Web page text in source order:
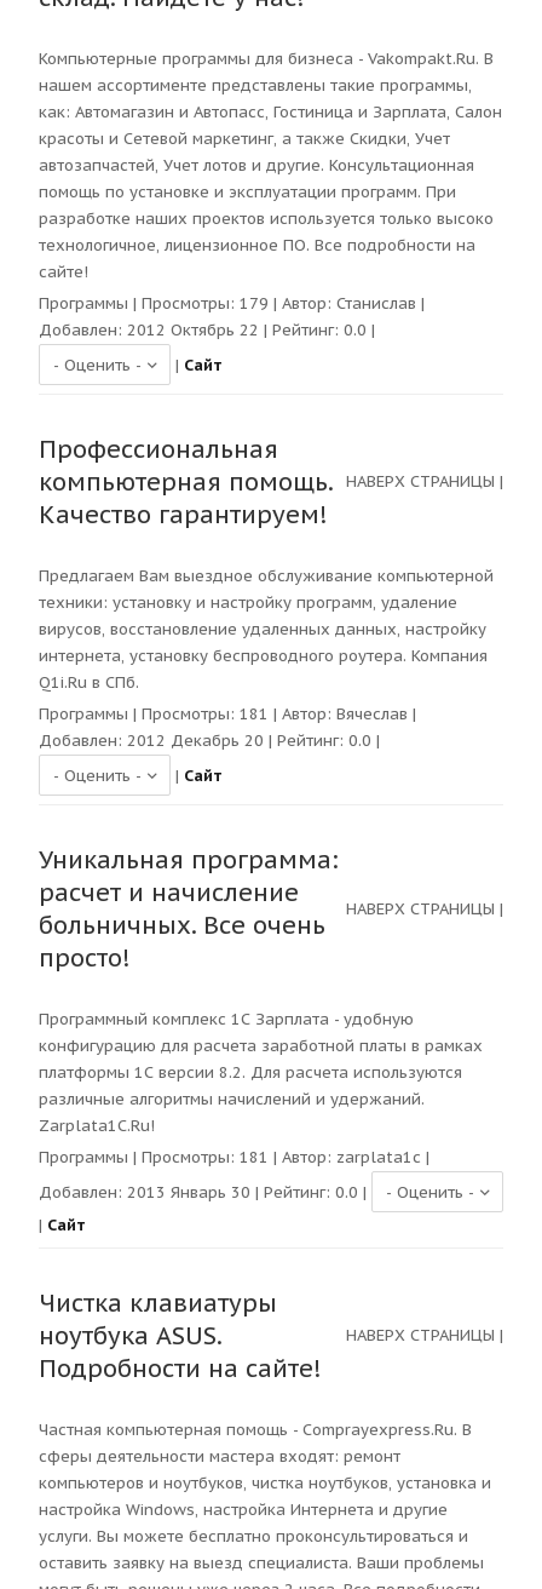
Компьютерные программы для бизнеса - Vakompakt.Ru. В
нашем ассортименте представлены такие программы,
как: Автомагазин и Автопасс, Гостиница и Зарплата, Салон
красоты и Сетевой маркетинг, а также Скидки, Учет
автозапчастей, Учет лотов и другие. Консультационная
помощь по установке и эксплуатации программ. При
разработке наших проектов используется только высоко
технологичное, лицензионное ПО. Все подробности на
сайте!
Программы | Просмотры: 179 | Автор: Станислав |
Добавлен: 2012 Октябрь 22 | Рейтинг: 0.0 |
| Сайт
Профессиональная
компьютерная помощь.
Качество гарантируем!
НАВЕРХ СТРАНИЦЫ |
Предлагаем Вам выездное обслуживание компьютерной
техники: установку и настройку программ, удаление
вирусов, восстановление удаленных данных, настройку
интернета, установку беспроводного роутера. Компания
Q1i.Ru в СПб.
Программы | Просмотры: 181 | Автор: Вячеслав |
Добавлен: 2012 Декабрь 20 | Рейтинг: 0.0 |
| Сайт
Уникальная программа:
расчет и начисление
больничных. Все очень
просто!
НАВЕРХ СТРАНИЦЫ |
Программный комплекс 1С Зарплата - удобную
конфигурацию для расчета заработной платы в рамках
платформы 1С версии 8.2. Для расчета используются
различные алгоритмы начислений и удержаний.
Zarplata1C.Ru!
Программы | Просмотры: 181 | Автор: zarplata1c |
Добавлен: 2013 Январь 30 | Рейтинг: 0.0 |
| Сайт
Чистка клавиатуры
ноутбука ASUS.
Подробности на сайте!
НАВЕРХ СТРАНИЦЫ |
Частная компьютерная помощь - Comprayexpress.Ru. В
сферы деятельности мастера входят: ремонт
компьютеров и ноутбуков, чиcтка ноутбуков, установка и
настройка Windows, настройка Интернета и другие
услуги. Вы можете бесплатно проконсультироваться и
оставить заявку на выезд специалиста. Ваши проблемы